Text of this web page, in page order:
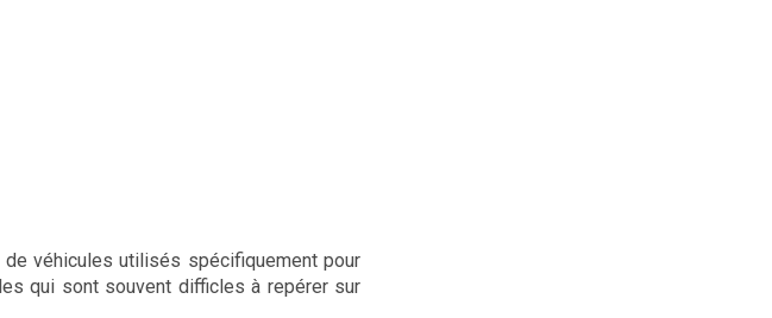
véhicules utilisés spécifiquement pour
qui sont souvent difficles à repérer sur